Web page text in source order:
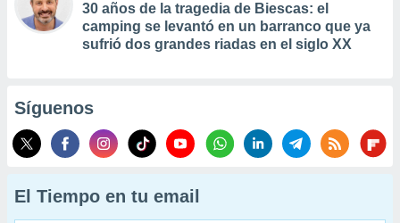
30 años de la tragedia de Biescas: el
camping se levantó en un barranco que ya
sufrió dos grandes riadas en el siglo XX
Síguenos
El Tiempo en tu email